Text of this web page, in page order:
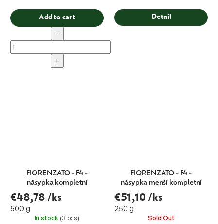
Add to cart
−
+
Detail
FIORENZATO - F4 -
násypka kompletní
€48,78 /ks
500 g
In stock (3 pcs)
FIORENZATO - F4 -
násypka menší kompletní
€51,10 /ks
250 g
Sold Out